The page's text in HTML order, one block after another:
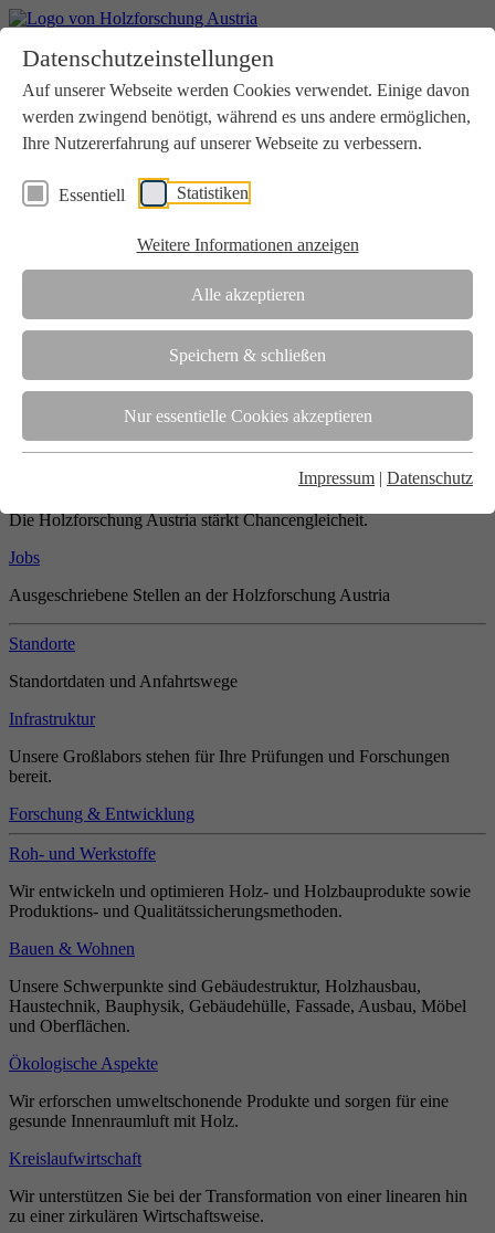
Datenschutzeinstellungen
Auf unserer Webseite werden Cookies verwendet. Einige davon
werden zwingend benötigt, während es uns andere ermöglichen,
Ihre Nutzererfahrung auf unserer Webseite zu verbessern.
Essentiell Statistiken
Weitere Informationen anzeigen
Alle akzeptieren
Speichern & schließen
Nur essentielle Cookies akzeptieren
Impressum | Datenschutz
Aktuelles
Downloads
Kontakt
Login
Verein
Wir unterstützen die Interessen der Holzbranche in enger
Zusammenarbeit mit Wissenschaft und Wirtschaft.
Die Holzforschung Austria ist akkreditierte Prüf-, Inspektions- und
Team
Unsere gesamte Kompetenz ist in unseren Mitarbeiter:innen
gebündelt
Die Holzforschung Austria stärkt Chancengleicheit.
Jobs
Ausgeschriebene Stellen an der Holzforschung Austria
Standorte
Standortdaten und Anfahrtswege
Infrastruktur
Unsere Großlabors stehen für Ihre Prüfungen und Forschungen
bereit.
Forschung & Entwicklung
Roh- und Werkstoffe
Wir entwickeln und optimieren Holz- und Holzbauprodukte sowie
Produktions- und Qualitätssicherungsmethoden.
Bauen & Wohnen
Unsere Schwerpunkte sind Gebäudestruktur, Holzhausbau,
Haustechnik, Bauphysik, Gebäudehülle, Fassade, Ausbau, Möbel
und Oberflächen.
Ökologische Aspekte
Wir erforschen umweltschonende Produkte und sorgen für eine
gesunde Innenraumluft mit Holz.
Kreislaufwirtschaft
Wir unterstützen Sie bei der Transformation von einer linearen hin
zu einer zirkulären Wirtschaftsweise.